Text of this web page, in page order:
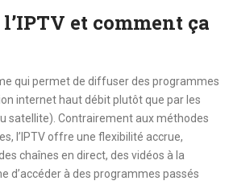
l’IPTV et comment ça
qui permet de diffuser des programmes
internet haut débit plutôt que par les
satellite). Contrairement aux méthodes
l’IPTV offre une flexibilité accrue,
chaînes en direct, des vidéos à la
d’accéder à des programmes passés